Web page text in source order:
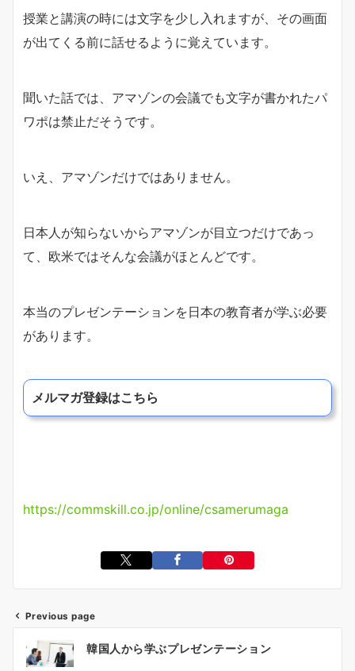
授業と講演の時には文字を少し入れますが、その画面
が出てくる前に話せるように覚えています。
聞いた話では、アマゾンの会議でも文字が書かれたパ
ワポは禁止だそうです。
いえ、アマゾンだけではありません。
日本人が知らないからアマゾンが目立つだけであっ
て、欧米ではそんな会議がほとんどです。
本当のプレゼンテーションを日本の教育者が学ぶ必要
があります。
メルマガ登録はこちら
https://commskill.co.jp/online/csamerumaga
Previous page
韓国人から学ぶプレゼンテーション